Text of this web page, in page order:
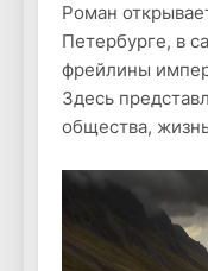
Роман
Петербурге, в
фрейлины
Здесь
общества,